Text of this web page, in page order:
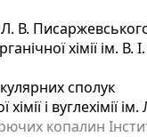
Л. В.
хімії ім. В.
сполук
хімії і вуглехімії
копалин